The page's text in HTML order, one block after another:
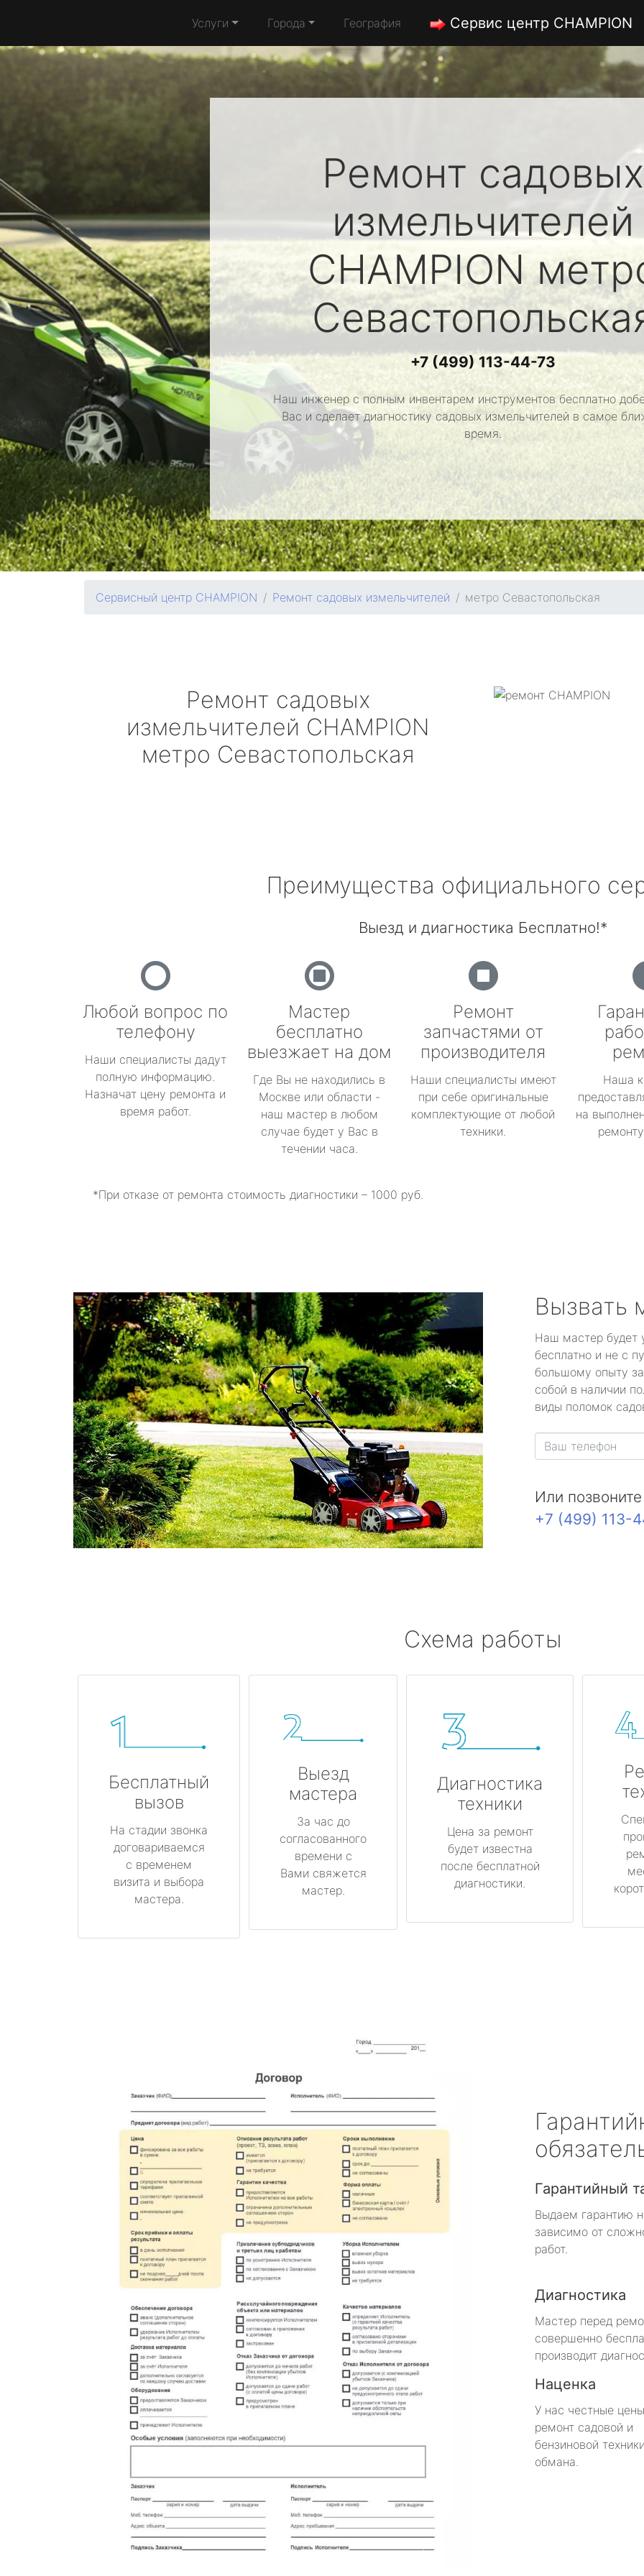
Услуги Города География Сервис центр CHAMPION
Ремонт садовых
измельчителей
CHAMPION
+7 (499) 113-44-73
Наш инженер с полным инвентарем инструментов бесплатно
Вас и сделает диагностику садовых измельчителей в самое
время.
Сервисный центр CHAMPION Ремонт садовых измельчителей метро Севастопольская
Ремонт садовых
измельчителей CHAMPION
метро Севастопольская
Преимущества официального
Выезд и диагностика Бесплатно!*
Любой вопрос по
телефону
Наши специалисты дадут
полную информацию.
Назначат цену ремонта и
время работ.
Мастер
бесплатно
выезжает на дом
Где Вы не находились в
Москве или области -
наш мастер в любом
случае будет у Вас в
течении часа.
Ремонт
запчастями от
производителя
Наши специалисты имеют
при себе оригинальные
комплектующие от любой
техники.
Наша
на
*При отказе от ремонта стоимость диагностики – 1000 руб.
Вызвать
Наш мастер будет
бесплатно и не с
большому опыту
собой в наличии
виды поломок
Или
+7 (499) 113-
Схема работы
Бесплатный
вызов
На стадии звонка
договариваемся
с временем
визита и выбора
мастера.
Выезд
мастера
За час до
согласованного
времени с
Вами свяжется
мастер.
Диагностика
техники
Цена за ремонт
будет известна
после бесплатной
диагностики.
Гарантийный
Выдаем гарантию
зависимо от
работ.
Диагностика
Мастер перед
совершенно
производит
Наценка
У нас честные
ремонт садовой и
бензиновой
обмана.